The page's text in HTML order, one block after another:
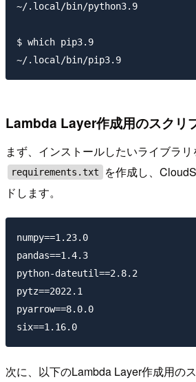
~/.local/bin/python3.9
$ which pip3.9
Lambda Layer作成用のスクリ
まず、インストールしたいライブラリ
requirements.txt
を作成し、
ドします。
numpy==1.23.0
pandas==1.4.3
python-dateutil==2.8.2
pytz==2022.1
pyarrow==8.0.0
次に、以下のLambda Layer作成用の